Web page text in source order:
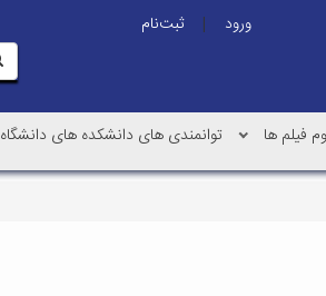
ورود |
ثبت‌نام
فیلم ها توانمندی های دانشکده های دانشگاه